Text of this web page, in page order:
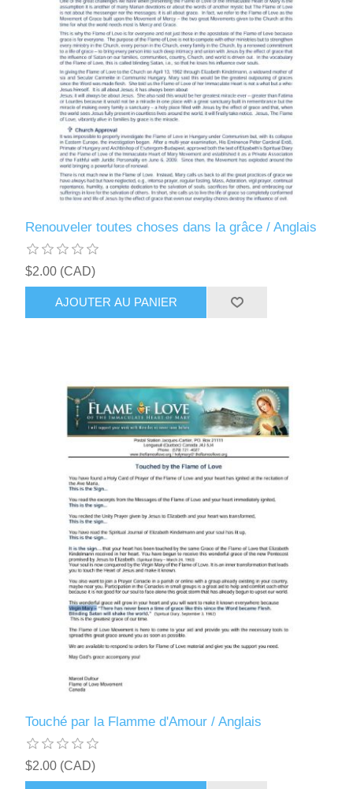
Renouveler toutes choses dans la grâce / Anglais
$2.00 (CAD)
AJOUTER AU PANIER
Touché par la Flamme d'Amour / Anglais
$2.00 (CAD)